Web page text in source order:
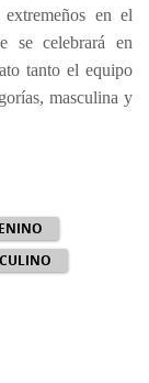
en el
se celebrará en
tanto el equipo
masculina y